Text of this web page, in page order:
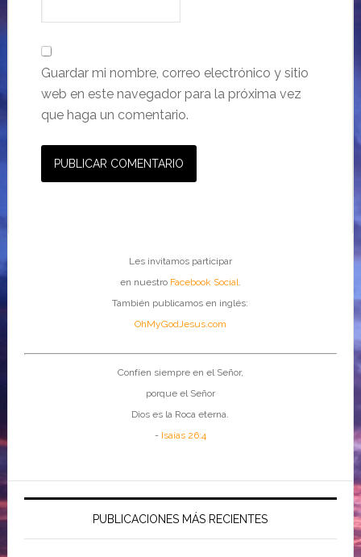
Guardar mi nombre, correo electrónico y sitio
web en este navegador para la próxima vez
que haga un comentario.
Les invitamos participar
en nuestro Facebook Social.
También publicamos en inglés:
OhMyGodJesus.com
Confíen siempre en el Señor,
porque el Señor
Dios es la Roca eterna.
- Isaías 26:4
PUBLICACIONES MÁS RECIENTES